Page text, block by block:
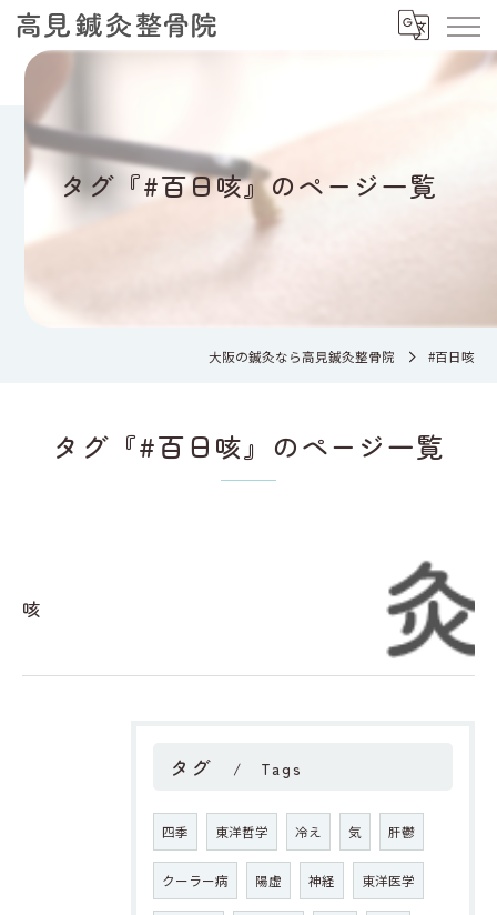
タグ『#百日咳』のページ一覧
大阪の鍼灸なら高見鍼灸整骨院 #百日咳
タグ『#百日咳』のページ一覧
咳
タグ Tags
四季 東洋哲学 冷え 気 肝鬱
クーラー病 陽虚 神経 東洋医学